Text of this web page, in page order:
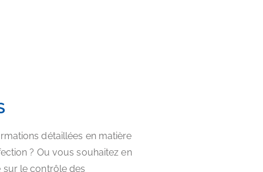
détaillées en matière
? Ou vous souhaitez en
le contrôle des